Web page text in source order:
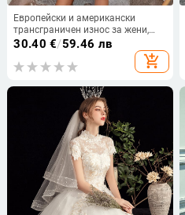
Европейски и американски
трансграничен износ за жени,
модно работно облекло, V-
образно деколте, чист цвят, къс
ръкав, панделка и колан,
30.40 €/59.46 лв
add_shopping_cart